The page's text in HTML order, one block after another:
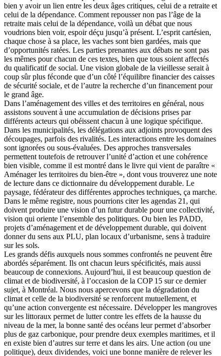
bien y avoir un lien entre les deux âges critiques, celui de a retraite et
celui de la dépendance. Comment repousser non pas l’âge de la
retraite mais celui de la dépendance, voilà un débat que nous
voudrions bien voir, espoir déçu jusqu’à présent. L’esprit cartésien,
chaque chose à sa place, les vaches sont bien gardées, mais que
d’opportunités ratées. Les parties prenantes aux débats ne sont pas
les mêmes pour chacun de ces textes, bien que tous soient affectés
du qualificatif de social. Une vision globale de la vieillesse serait à
coup sûr plus féconde que d’un côté l’équilibre financier des caisses
de sécurité sociale, et de l’autre la recherche d’un financement pour
le grand âge.
Dans l’aménagement des villes et des territoires en général, nous
assistons souvent à une accumulation de décisions prises par
différents acteurs qui obéissent chacun à une logique spécifique.
Dans les municipalités, les délégations aux adjoints provoquent des
découpages, parfois des rivalités. Les interactions entre les domaines
sont ignorées ou sous-évaluées. Des approches transversales
permettent toutefois de retrouver l’unité d’action et une cohérence
bien visible, comme il est montré dans le livre qui vient de paraître «
Aménager les territoires du bien-être », dont vous trouverez une note
de lecture dans ce dictionnaire du développement durable. Le
paysage, fédérateur des différentes approches techniques, ça marche.
Dans le même registre, nous pourrions citer les agendas 21, qui
doivent produire une vision d’un futur durable pour une collectivité,
vision qui oriente l’ensemble des politiques. Ou bien les PADD,
projets d’aménagement et de développement durable, qui doivent
donner du sens aux PLU, plan locaux d’urbanisme, sens à traduire
sur les sols.
Les grands défis auxquels nous sommes confrontés ne peuvent être
abordés séparément. Ils ont chacun leurs spécificités, mais aussi
beaucoup de connexions. Aujourd’hui, il est beaucoup question de
climat et de biodiversité, à l’occasion de la COP 15 sur ce dernier
sujet, à Montréal. Nous nous apercevons que la dégradation du
climat et celle de la biodiversité se renforcent mutuellement, et
qu’une action convergente est nécessaire. Développer les mangroves
sur les littoraux permet de lutter contre les effets de la hausse du
niveau de la mer, la bonne santé des océans leur permet d’absorber
plus de gaz carbonique, pour prendre deux exemples maritimes, et il
en existe bien d’autres sur terre et dans les airs. Une action (ou une
politique), deux dividendes, voici une bonne manière de relever les